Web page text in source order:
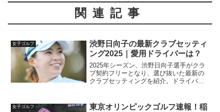
関連記事
女子ゴルフ
渋野日向子の最新クラブセッティ
ング2025｜愛用ドライバーは？
2025年シーズン、渋野日向子選手がクラ
ブ契約フリーとなり、選び抜いた最新の
クラブセッティングを紹介。ドライバー
女子ゴルフ
東京オリンピックゴルフ速報！稲